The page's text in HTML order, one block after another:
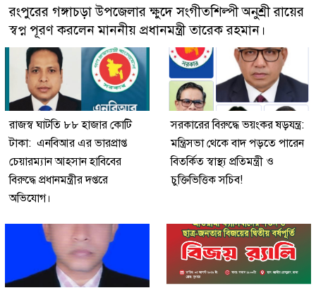
রংপুরের গঙ্গাচড়া উপজেলার ক্ষুদে সংগীতশিল্পী অনুশ্রী রায়ের
স্বপ্ন পূরণ করলেন মাননীয় প্রধানমন্ত্রী তারেক রহমান।
রাজস্ব ঘাটতি ৮৮ হাজার কোটি
টাকা: এনবিআর এর ভারপ্রাপ্ত
চেয়ারম্যান আহসান হাবিবের
বিরুদ্ধে প্রধানমন্ত্রীর দপ্তরে
অভিযোগ।
সরকারের বিরুদ্ধে ভয়ংকর ষড়যন্ত্র:
মন্ত্রিসভা থেকে বাদ পড়তে পারেন
বিতর্কিত স্বাস্থ্য প্রতিমন্ত্রী ও
চুক্তিভিত্তিক সচিব!